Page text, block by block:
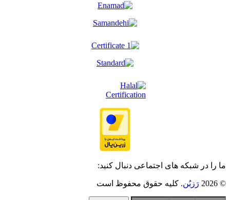
ما را در شبکه های اجتماعی دنبال کنید:
© 2026 رَزبُن. کلیه حقوق محفوظ است